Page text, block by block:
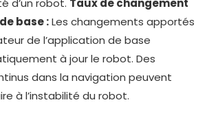
d’un robot. Taux de changement
base :Les changements apportés
de l’application de base
à jour le robot. Des
dans la navigation peuvent
à l’instabilité du robot.